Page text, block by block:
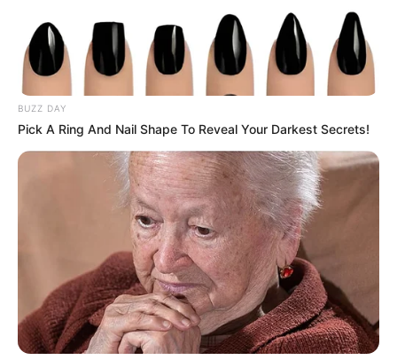
BUZZ DAY
Pick A Ring And Nail Shape To Reveal Your Darkest Secrets!